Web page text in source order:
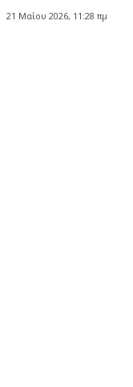
21 Μαΐου 2026, 11:28 πμ